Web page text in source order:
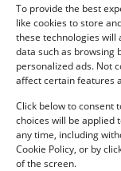
To provide the best
like cookies to store
these technologies will
data such as browsing
personalized ads. Not
affect certain features
Click below to consent
choices will be applied
any time, including
Cookie Policy, or by
of the screen.
Naam
(Vereist)
Fornavn
Efternavn
E-